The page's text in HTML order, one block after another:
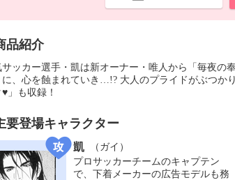
品紹介
サッカー選手・凱は新オーナー・唯人から「毎夜の
に、心を蝕まれていき…!? 大人のプライドがぶつか
」も収録！
要登場キャラクター
凱
（ガイ）
プロサッカーチームのキャプテン
で、下着メーカーの広告モデルも務